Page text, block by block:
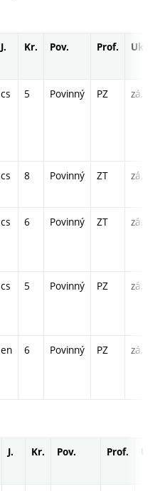
J. Kr. Pov. Prof. Uk.
cs 5 Povinný PZ zá,zk
cs 8 Povinný ZT zá,zk
cs 6 Povinný ZT zá,zk
cs 5 Povinný PZ zá,zk
en 6 Povinný PZ zá,zk
J. Kr. Pov. Prof.